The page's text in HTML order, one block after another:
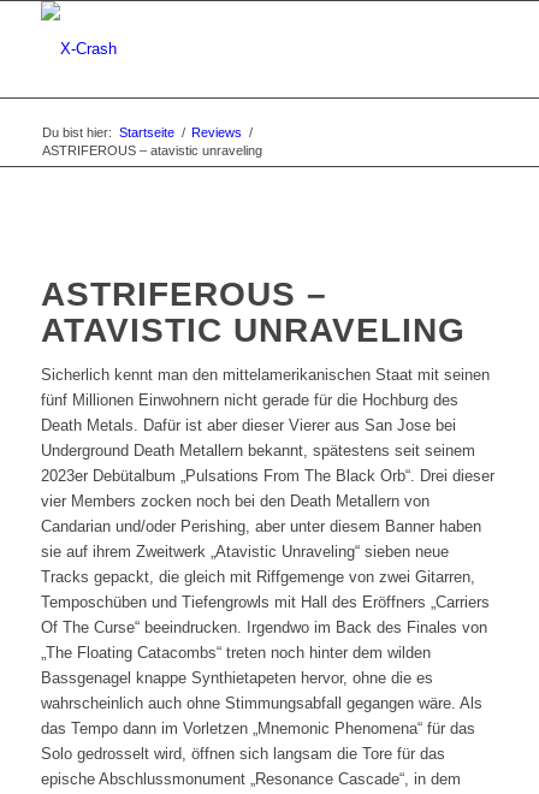
Du bist hier: Startseite / Reviews /
ASTRIFEROUS – atavistic unraveling
ASTRIFEROUS –
ATAVISTIC UNRAVELING
Sicherlich kennt man den mittelamerikanischen Staat mit seinen
fünf Millionen Einwohnern nicht gerade für die Hochburg des
Death Metals. Dafür ist aber dieser Vierer aus San Jose bei
Underground Death Metallern bekannt, spätestens seit seinem
2023er Debütalbum „Pulsations From The Black Orb“. Drei dieser
vier Members zocken noch bei den Death Metallern von
Candarian und/oder Perishing, aber unter diesem Banner haben
sie auf ihrem Zweitwerk „Atavistic Unraveling“ sieben neue
Tracks gepackt, die gleich mit Riffgemenge von zwei Gitarren,
Temposchüben und Tiefengrowls mit Hall des Eröffners „Carriers
Of The Curse“ beeindrucken. Irgendwo im Back des Finales von
„The Floating Catacombs“ treten noch hinter dem wilden
Bassgenagel knappe Synthietapeten hervor, ohne die es
wahrscheinlich auch ohne Stimmungsabfall gegangen wäre. Als
das Tempo dann im Vorletzen „Mnemonic Phenomena“ für das
Solo gedrosselt wird, öffnen sich langsam die Tore für das
epische Abschlussmonument „Resonance Cascade“, in dem